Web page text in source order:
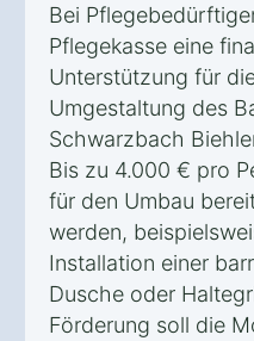
Bei
Pflegekasse eine
Unterstützung für
Umgestaltung des
Schwarzbach
Bis zu 4.000 € pro
für den Umbau
werden,
Installation einer
Dusche oder
Förderung soll die